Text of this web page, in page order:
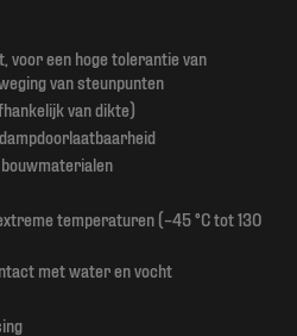
een hoge tolerantie van
van steunpunten
van dikte)
temperaturen (–45 °C tot 130
met water en vocht